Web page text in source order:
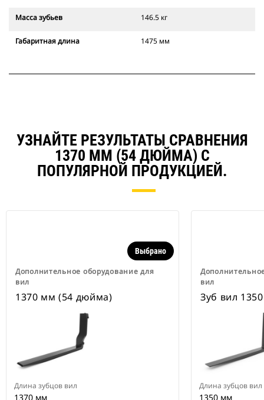
Масса зубьев 146.5 кг
Габаритная длина 1475 мм
УЗНАЙТЕ РЕЗУЛЬТАТЫ СРАВНЕНИЯ
1370 ММ (54 ДЮЙМА) С
ПОПУЛЯРНОЙ ПРОДУКЦИЕЙ.
Дополнительное оборудование для
вил
Выбрано
1370 мм (54 дюйма)
Длина зубцов вил
1370 мм
вил
Зуб вил
Длина зубцов вил
1350 мм